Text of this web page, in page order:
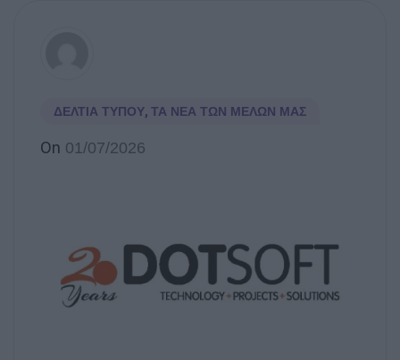
ΔΕΛΤΊΑ ΤΎΠΟΥ, ΤΑ ΝΈΑ ΤΩΝ ΜΕΛΏΝ ΜΑΣ
On 01/07/2026